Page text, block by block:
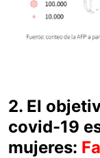
2. El
covid-19
mujeres: